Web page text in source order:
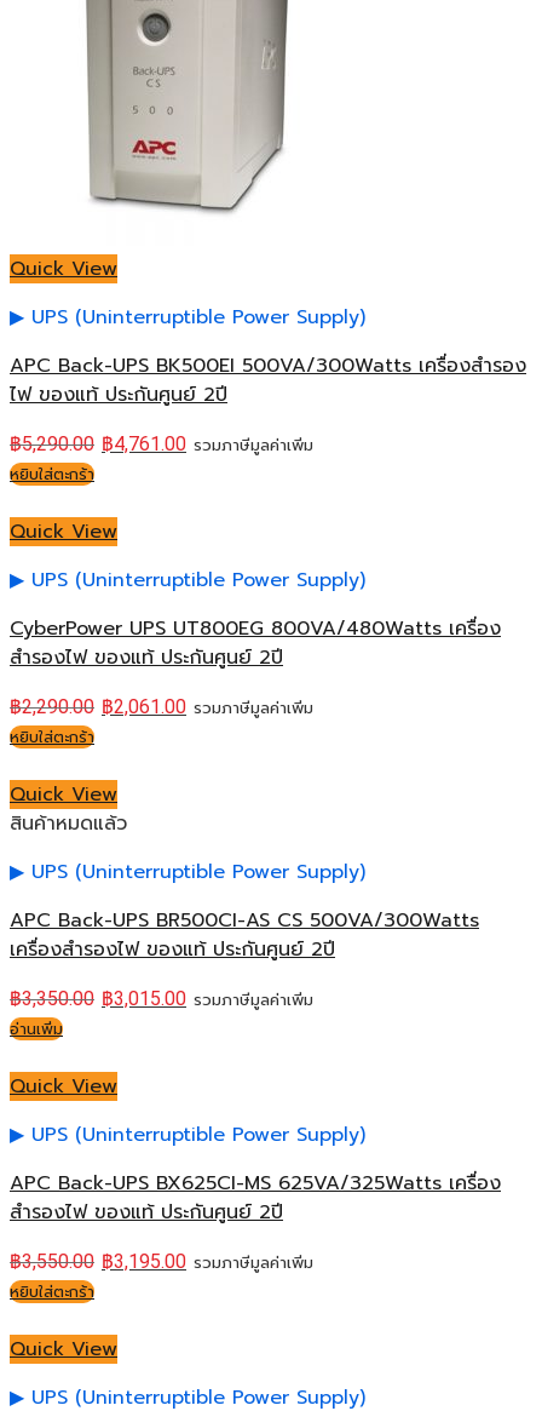
Quick View
UPS (Uninterruptible Power Supply)
APC Back-UPS BK500EI 500VA/300Watts เครื่องสำรอง
ไฟ ของแท้ ประกันศูนย์ 2ปี
฿5,290.00 ฿4,761.00 รวมภาษีมูลค่าเพิ่ม
หยิบใส่ตะกร้า
Quick View
UPS (Uninterruptible Power Supply)
CyberPower UPS UT800EG 800VA/480Watts เครื่อง
สำรองไฟ ของแท้ ประกันศูนย์ 2ปี
฿2,290.00 ฿2,061.00 รวมภาษีมูลค่าเพิ่ม
หยิบใส่ตะกร้า
Quick View
สินค้าหมดแล้ว
UPS (Uninterruptible Power Supply)
APC Back-UPS BR500CI-AS CS 500VA/300Watts
เครื่องสำรองไฟ ของแท้ ประกันศูนย์ 2ปี
฿3,350.00 ฿3,015.00 รวมภาษีมูลค่าเพิ่ม
อ่านเพิ่ม
Quick View
UPS (Uninterruptible Power Supply)
APC Back-UPS BX625CI-MS 625VA/325Watts เครื่อง
สำรองไฟ ของแท้ ประกันศูนย์ 2ปี
฿3,550.00 ฿3,195.00 รวมภาษีมูลค่าเพิ่ม
หยิบใส่ตะกร้า
Quick View
UPS (Uninterruptible Power Supply)